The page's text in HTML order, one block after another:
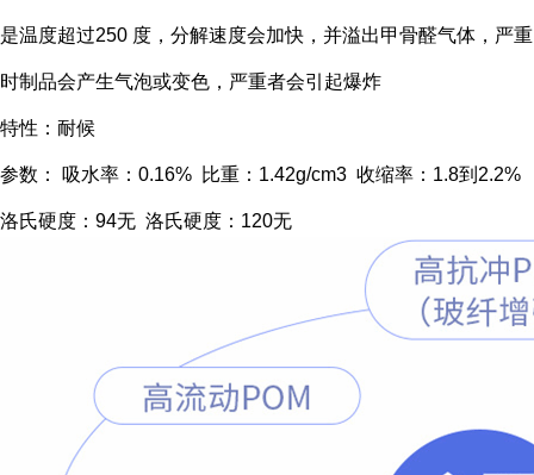
是温度超过250 度，分解速度会加快，并溢出甲骨醛气体，严重
时制品会产生气泡或变色，严重者会引起爆炸
特性：耐候
参数： 吸水率：0.16% 比重：1.42g/cm3 收缩率：1.8到2.2%
洛氏硬度：94无 洛氏硬度：120无